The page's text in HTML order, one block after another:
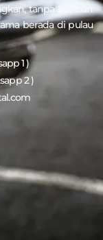
tanpa batasan
berada di pulau
1 )
2 )